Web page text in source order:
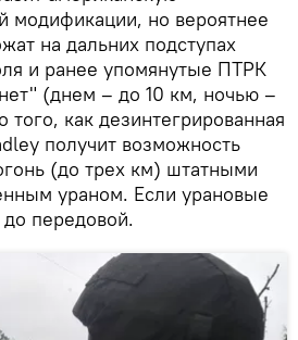
модификации, но вероятнее
на дальних подступах
и ранее упомянутые ПТРК
(днем – до 10 км, ночью –
как дезинтегрированная
получит возможность
(до трех км) штатными
ураном. Если урановые
передовой.